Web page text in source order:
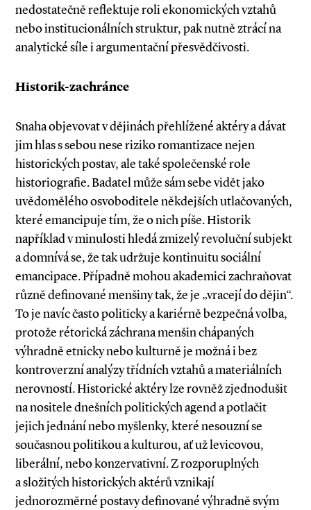
nedostatečně reflektuje roli ekonomických vztahů
nebo institucionálních struktur, pak nutně ztrácí na
analytické síle i argumentační přesvědčivosti.
Historik­-zachránce
Snaha objevovat v dějinách přehlížené aktéry a dávat
jim hlas s sebou nese riziko romantizace nejen
historických postav, ale také společenské role
historiografie. Badatel může sám sebe vidět jako
uvědomělého osvoboditele někdejších utlačovaných,
které emancipuje tím, že o nich píše. Historik
například v minulosti hledá zmizelý revoluční subjekt
a domnívá se, že tak udržuje kontinuitu sociál­ní
emancipace. Případně mohou akademici zachraňovat
různě definované menšiny tak, že je „vracejí do dějin“.
To je navíc často politicky a kariérně bezpečná volba,
protože rétorická záchrana menšin chápaných
výhradně etnicky nebo kulturně je možná i bez
kontroverzní analýzy třídních vztahů a materiálních
nerovností. Historické aktéry lze rovněž zjednodušit
na nositele dnešních politických agend a potlačit
jejich jednání nebo myšlenky, které nesouzní se
současnou politikou a kulturou, ať už levicovou,
liberální, nebo konzervativní. Z rozporuplných
a složitých historických aktérů vznikají
jednorozměrné postavy definované výhradně svým